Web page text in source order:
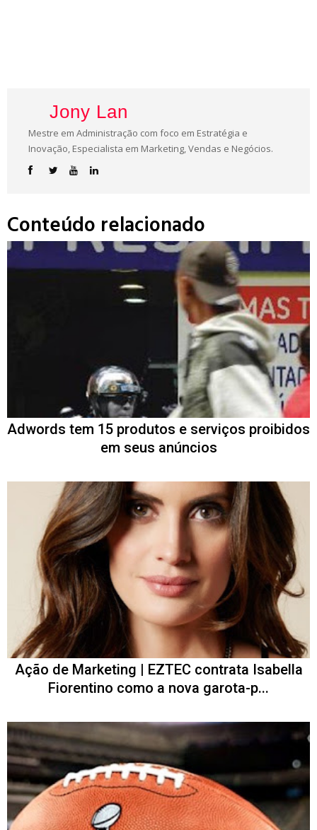
Jony Lan
Mestre em Administração com foco em Estratégia e
Inovação, Especialista em Marketing, Vendas e Negócios.
Conteúdo relacionado
Adwords tem 15 produtos e serviços proibidos
em seus anúncios
Ação de Marketing | EZTEC contrata Isabella
Fiorentino como a nova garota-p...